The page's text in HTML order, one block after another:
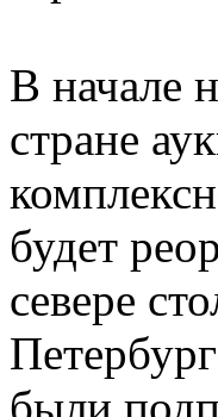
В начале
стране
будет
севере
были